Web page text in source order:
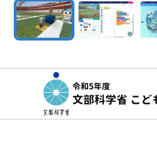
令和5年度
文部科学省 こど